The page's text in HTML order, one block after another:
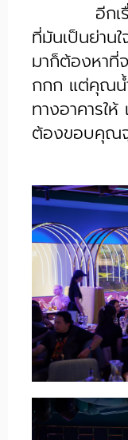
อีก
ที่มันเป็นย่าน
มาก็ต้องหา
กกก แต่คุณน้
ทางอาคารให้
ต้องขอบคุณ